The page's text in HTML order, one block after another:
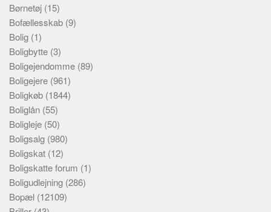
Børnetøj (15)
Bofællesskab (9)
Bolig (1)
Boligbytte (3)
Boligejendomme (89)
Boligejere (961)
Boligkøb (1844)
Boliglån (55)
Boligleje (50)
Boligsalg (980)
Boligskat (12)
Boligskatte forum (1)
Boligudlejning (286)
Bopæl (12109)